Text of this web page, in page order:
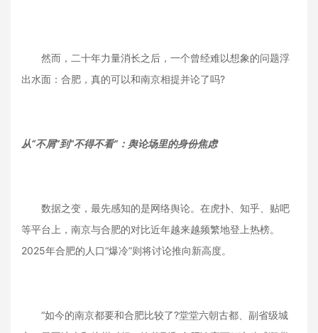
然而，二十年力量消长之后，一个曾经难以想象的问题浮
出水面：合肥，真的可以和南京相提并论了吗?
从“不屑”到“不得不看”：舆论场里的身份焦虑
数据之变，最先感知的是网络舆论。在虎扑、知乎、贴吧
等平台上，南京与合肥的对比近年越来越频繁地登上热榜。
2025年合肥的人口“爆冷”则将讨论推向新高度。
“如今的南京都要和合肥比较了?堂堂六朝古都、副省级城